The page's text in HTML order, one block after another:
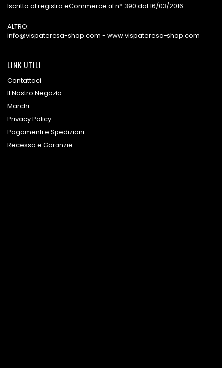
Iscritto al registro eCommerce al n° 390 dal 16/03/2016
ALTRO:
info@vispateresa-shop.com - www.vispateresa-shop.com
LINK UTILI
Contattaci
Il Nostro Negozio
Marchi
Privacy Policy
Pagamenti e Spedizioni
Recesso e Garanzie